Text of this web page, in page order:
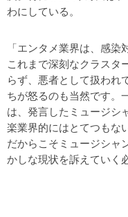
わにしている。
「エンタメ業界は、感染
これまで深刻なクラスタ
らず、悪者として扱われ
ちが怒るのも当然です。
は、発言したミュージシ
楽業界的にはとてつもな
だからこそミュージシャ
かしな現状を訴えていく